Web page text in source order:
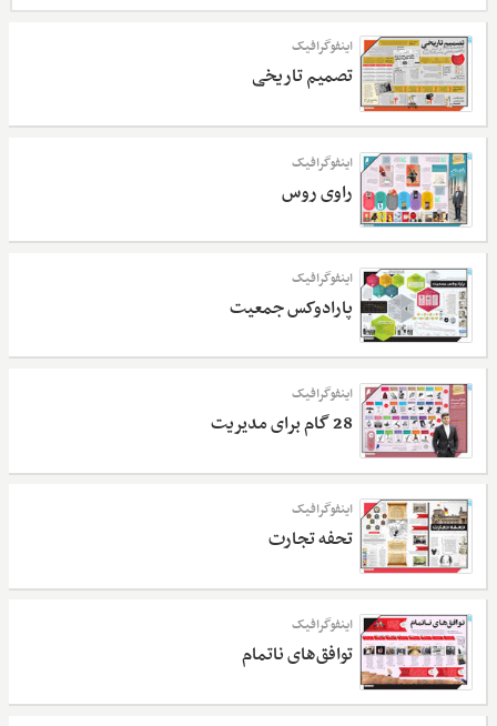
اینفوگرافیک
تصمیم تاریخی
اینفوگرافیک
راوی روس
اینفوگرافیک
پارادوکس جمعیت
اینفوگرافیک
28 گام برای مدیریت
اینفوگرافیک
تحفه تجارت
اینفوگرافیک
توافق‌های ناتمام